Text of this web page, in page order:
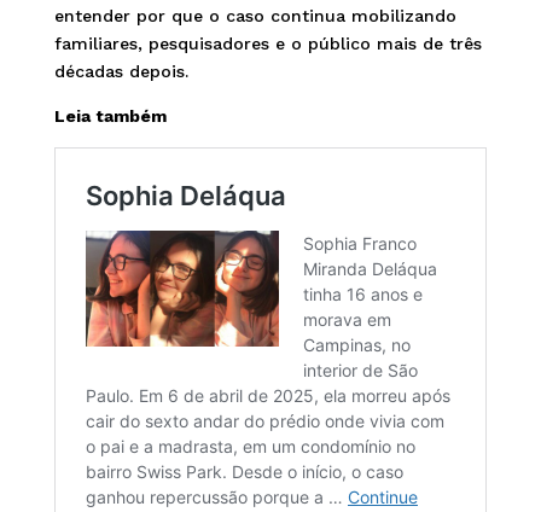
entender por que o caso continua mobilizando
familiares, pesquisadores e o público mais de três
décadas depois.
Leia também